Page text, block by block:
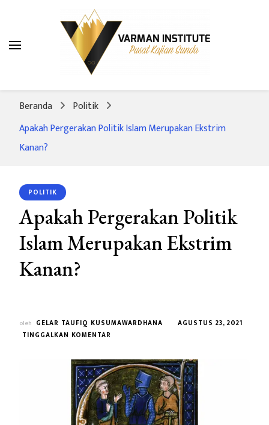
Varman Institute
Pusat Kajian Sunda
Beranda
Politik
Apakah Pergerakan Politik Islam Merupakan Ekstrim
Kanan?
POLITIK
Apakah Pergerakan Politik
Islam Merupakan Ekstrim
Kanan?
oleh GELAR TAUFIQ KUSUMAWARDHANA
AGUSTUS 23, 2021
TINGGALKAN KOMENTAR
PERGERAKAN
POLITIK
ISLAM
MERUPAKAN
EKSTRIM
KANAN?